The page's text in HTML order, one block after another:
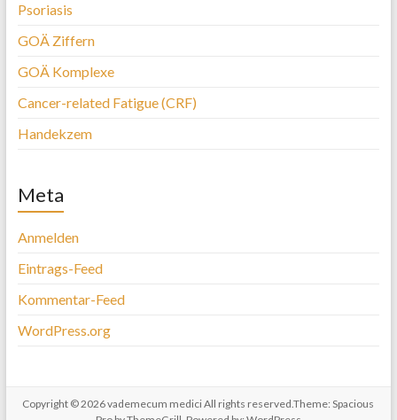
Psoriasis
GOÄ Ziffern
GOÄ Komplexe
Cancer-related Fatigue (CRF)
Handekzem
Meta
Anmelden
Eintrags-Feed
Kommentar-Feed
WordPress.org
Copyright © 2026vademecum mediciAll rights reserved.Theme:Spacious